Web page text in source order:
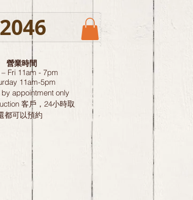
營業時間
Fri 11am - 7pm
11am-5pm
by appointment only
客戶，24小時取
都可以預約